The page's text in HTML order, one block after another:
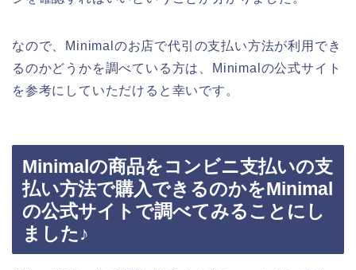
なので、Minimalのお店で代引の支払い方法が利用でき
るのかどうかを調べている方は、Minimalの公式サイト
を参考にしていただけると幸いです。
Minimalの商品をコンビニ支払いの支
払い方法で購入できるのかをMinimal
の公式サイトで調べてみることにし
ました♪